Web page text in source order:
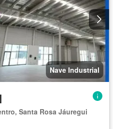
Nave Industrial
Santa Rosa Jáuregui